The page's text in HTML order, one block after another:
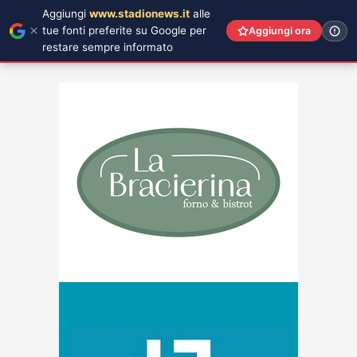
Aggiungi www.stadionews.it alle
tue fonti preferite su Google per
restare sempre informato
Aggiungi ora